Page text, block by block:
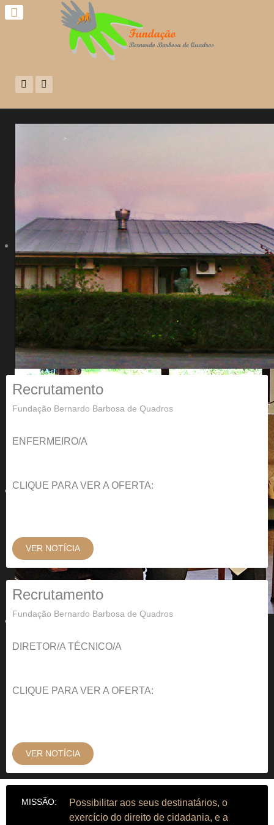
Recrutamento
Fundação Bernardo Barbosa de Quadros
ENFERMEIRO/A
CLIQUE PARA VER A OFERTA:
VER NOTÍCIA
Recrutamento
Fundação Bernardo Barbosa de Quadros
DIRETOR/A TÉCNICO/A
CLIQUE PARA VER A OFERTA:
VER NOTÍCIA
MISSÃO:
Possibilitar aos seus destinatários, o
exercício do direito de cidadania, e a